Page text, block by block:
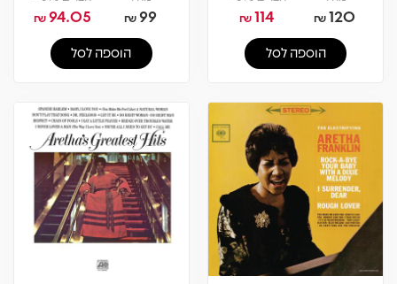
120
₪
114
₪
הוספה לסל
99
₪
94.05
₪
הוספה לסל